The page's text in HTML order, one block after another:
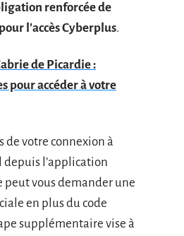
renforcée de
l’accès Cyberplus.
de Picardie :
pour accéder à votre
de votre connexion à
depuis l’application
peut vous demander une
en plus du code
supplémentaire vise à